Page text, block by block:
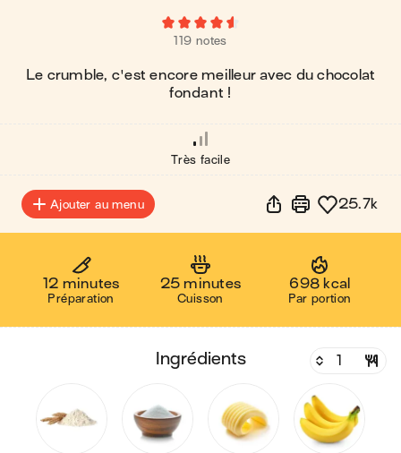
119 notes
Le crumble, c'est encore meilleur avec du chocolat
fondant !
Très facile
Ajouter au menu 25.7k
12 minutes
Préparation
25 minutes
Cuisson
698 kcal
Par portion
ingrédients